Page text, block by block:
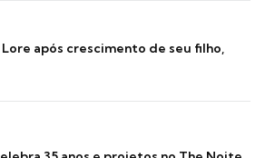
após crescimento de seu filho,